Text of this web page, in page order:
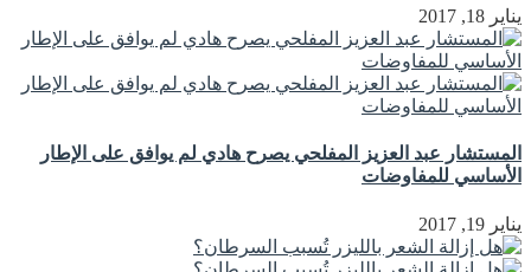
يناير 18, 2017
المستشار عبد العزيز المفلحي يصرح هادي لم يوافق على الإطار
الأساسي للمفاوضات
يناير 19, 2017